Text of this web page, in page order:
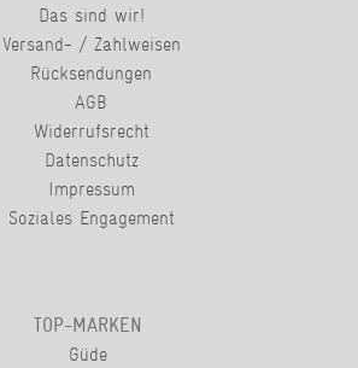
Das sind wir!
Versand- / Zahlweisen
Rücksendungen
AGB
Widerrufsrecht
Datenschutz
Impressum
Soziales Engagement
TOP-MARKEN
Güde